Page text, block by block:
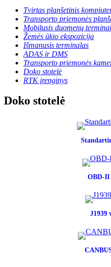
Tvirtas planšetinis
Transporto priemonės
Mobilusis duomenų
Žemės ūkio ekspozicija
Išmanusis terminalas
ADAS ir DMS
Transporto priemonės
Doko stotelė
RTK įrenginys
Doko stotelė
OBD-II
J1939